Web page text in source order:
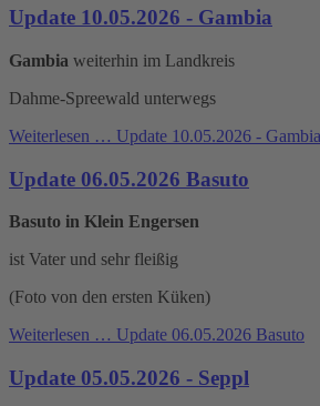
Update 10.05.2026 - Gambia
Gambia weiterhin im Landkreis
Dahme-Spreewald unterwegs
Weiterlesen … Update 10.05.2026 - Gambia
Update 06.05.2026 Basuto
Basuto in Klein Engersen
ist Vater und sehr fleißig
(Foto von den ersten Küken)
Weiterlesen … Update 06.05.2026 Basuto
Update 05.05.2026 - Seppl